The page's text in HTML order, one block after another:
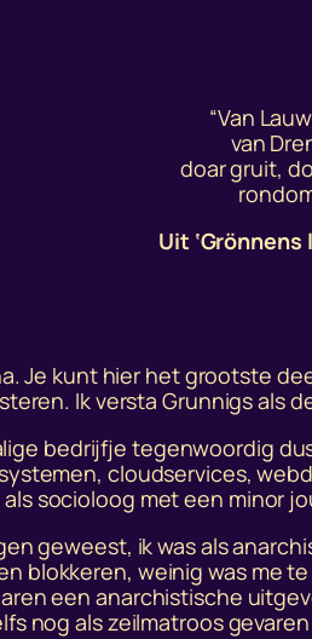
“Van
van
doar gruit,
Uit
Je kunt hier het grootste
Ik versta Grunnigs
bedrijfje tegenwoordig
cloudservices,
socioloog met een minor
geweest, ik was als
blokkeren, weinig was me
een anarchistische
nog als zeilmatroos